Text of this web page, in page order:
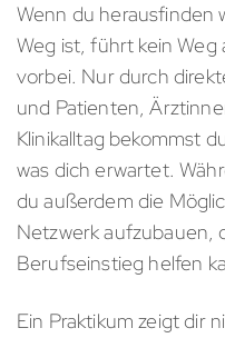
Wenn du herausfinden
Weg ist, führt kein Weg
vorbei. Nur durch
und Patienten,
Klinikalltag bekommst
was dich erwartet.
du außerdem die
Netzwerk aufzubauen,
Berufseinstieg helfen
Ein Praktikum zeigt dir